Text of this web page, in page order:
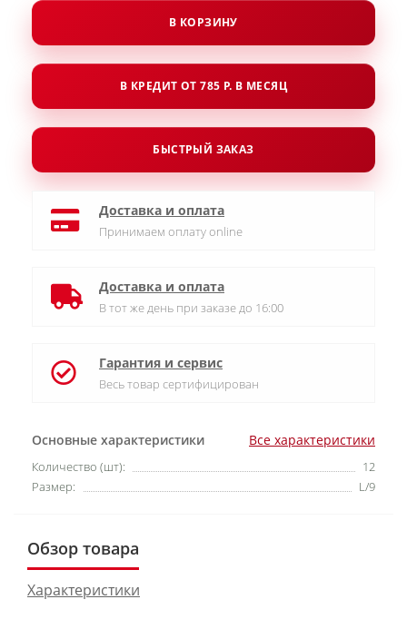
Основные характеристики Все характеристики
Количество (шт):
12
Размер:
L/9
В КОРЗИНУ
В КРЕДИТ ОТ 785 Р. В МЕСЯЦ
БЫСТРЫЙ ЗАКАЗ
Доставка и оплата
Принимаем оплату online
Доставка и оплата
В тот же день при заказе до 16:00
Гарантия и сервис
Весь товар сертифицирован
Обзор товара
Характеристики